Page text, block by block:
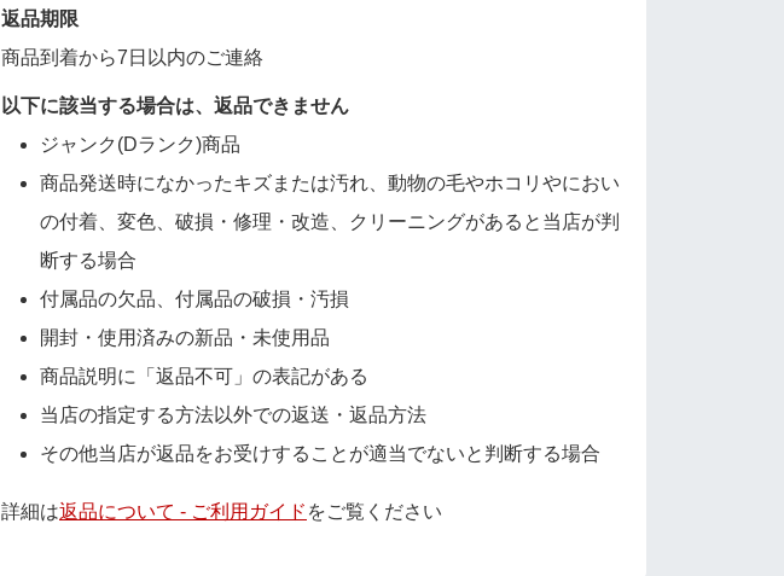
返品期限
商品到着から7日以内のご連絡
以下に該当する場合は、返品できません
ジャンク(Dランク)商品
商品発送時になかったキズまたは汚れ、動物の毛やホコリやにおい
の付着、変色、破損・修理・改造、クリーニングがあると当店が判
断する場合
付属品の欠品、付属品の破損・汚損
開封・使用済みの新品・未使用品
商品説明に「返品不可」の表記がある
当店の指定する方法以外での返送・返品方法
その他当店が返品をお受けすることが適当でないと判断する場合
詳細は返品について - ご利用ガイド をご覧ください